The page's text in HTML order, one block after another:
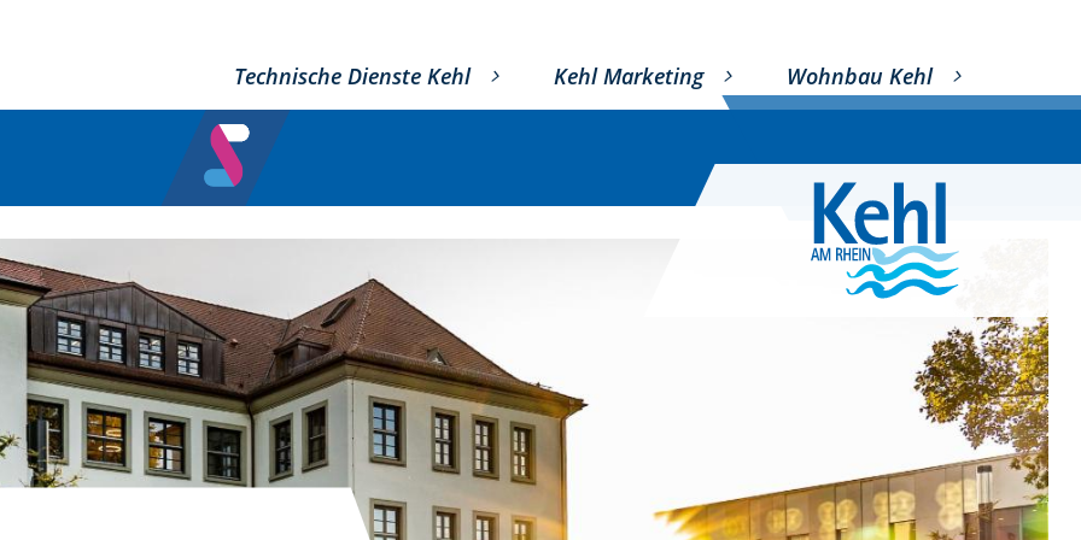
Technische Dienste Kehl Kehl Marketing Wohnbau Kehl